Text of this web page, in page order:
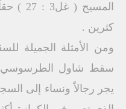
كثرين .
ومن الأمثلة الجميلة
سقط شاول الطرسوسي
يجر رجالاً ونساء إلى